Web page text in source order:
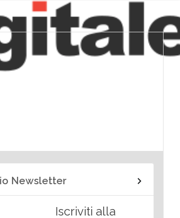
Newsletter
Iscriviti alla